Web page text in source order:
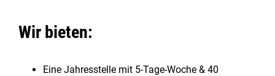
Wir bieten:
Eine Jahresstelle mit 5-Tage-Woche & 40